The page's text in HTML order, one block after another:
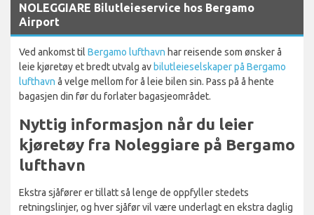
NOLEGGIARE Bilutleieservice hos Bergamo
Airport
Ved ankomst til Bergamo lufthavn har reisende som ønsker å
leie kjøretøy et bredt utvalg avbilutleieselskaper på Bergamo
lufthavn å velge mellom for å leie bilen sin. Pass på å hente
bagasjen din før du forlater bagasjeområdet.
Nyttig informasjon når du leier
kjøretøy fra Noleggiare på Bergamo
lufthavn
Ekstra sjåfører er tillatt så lenge de oppfyller stedets
retningslinjer, og hver sjåfør vil være underlagt en ekstra daglig